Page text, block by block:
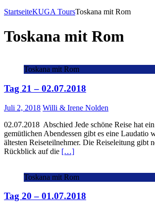
StartseiteKUGA ToursToskana mit Rom
Toskana mit Rom
Toskana mit Rom
Tag 21 – 02.07.2018
Juli 2, 2018 Willi & Irene Nolden
02.07.2018 Abschied Jede schöne Reise hat
gemütlichen Abendessen gibt es eine Laudatio
ältesten Reiseteilnehmer. Die Reiseleitung gibt
Rückblick auf die […]
Toskana mit Rom
Tag 20 – 01.07.2018